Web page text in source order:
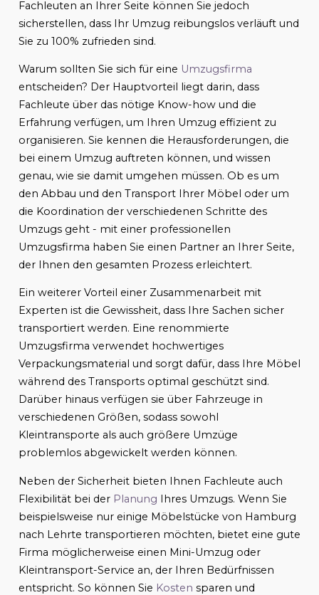
Fachleuten an Ihrer Seite können Sie jedoch
sicherstellen, dass Ihr Umzug reibungslos verläuft und
Sie zu 100% zufrieden sind.
Warum sollten Sie sich für eine Umzugsfirma
entscheiden? Der Hauptvorteil liegt darin, dass
Fachleute über das nötige Know-how und die
Erfahrung verfügen, um Ihren Umzug effizient zu
organisieren. Sie kennen die Herausforderungen, die
bei einem Umzug auftreten können, und wissen
genau, wie sie damit umgehen müssen. Ob es um
den Abbau und den Transport Ihrer Möbel oder um
die Koordination der verschiedenen Schritte des
Umzugs geht - mit einer professionellen
Umzugsfirma haben Sie einen Partner an Ihrer Seite,
der Ihnen den gesamten Prozess erleichtert.
Ein weiterer Vorteil einer Zusammenarbeit mit
Experten ist die Gewissheit, dass Ihre Sachen sicher
transportiert werden. Eine renommierte
Umzugsfirma verwendet hochwertiges
Verpackungsmaterial und sorgt dafür, dass Ihre Möbel
während des Transports optimal geschützt sind.
Darüber hinaus verfügen sie über Fahrzeuge in
verschiedenen Größen, sodass sowohl
Kleintransporte als auch größere Umzüge
problemlos abgewickelt werden können.
Neben der Sicherheit bieten Ihnen Fachleute auch
Flexibilität bei der Planung Ihres Umzugs. Wenn Sie
beispielsweise nur einige Möbelstücke von Hamburg
nach Lehrte transportieren möchten, bietet eine gute
Firma möglicherweise einen Mini-Umzug oder
Kleintransport-Service an, der Ihren Bedürfnissen
entspricht. So können Sie Kosten sparen und